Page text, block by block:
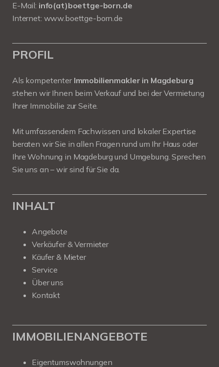
E-Mail: info(at)boettge-born.de
Internet: www.boettge-born.de
PROFIL
Als kompetenter Immobilienmakler in Magdeburg
stehen wir Ihnen beim Verkauf und bei der Vermietung
Ihrer Immobilie zur Seite.
Mit umfassendem Fachwissen und lokaler Expertise
beraten wir Sie in allen Fragen rund um Ihr Haus oder
Ihre Wohnung in Magdeburg und Umgebung. Sprechen
Sie uns an – wir sind für Sie da.
INHALT
Angebote
Verkäufer & Vermieter
Käufer & Mieter
Service
Über uns
Kontakt
IMMOBILIENANGEBOTE
Eigentumswohnungen